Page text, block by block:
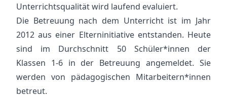
Unterrichtsqualität wird laufend evaluiert.
Die Betreuung nach dem Unterricht ist im Jahr
2012 aus einer Elterninitiative entstanden. Heute
sind im Durchschnitt 50 Schüler*innen der
Klassen 1-6 in der Betreuung angemeldet. Sie
werden von pädagogischen Mitarbeitern*innen
betreut.